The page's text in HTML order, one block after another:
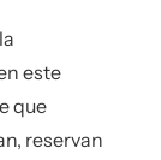
este
que
reservan